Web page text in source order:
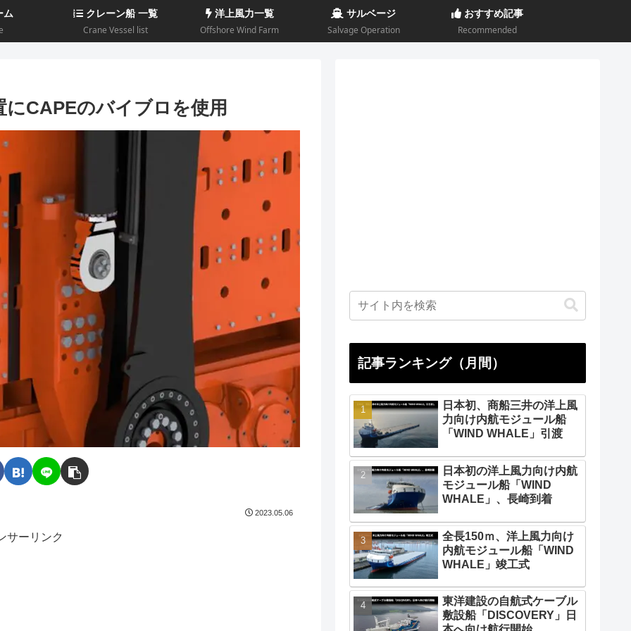
ム クレーン船 一覧
Crane Vessel list
洋上風力一覧
Offshore Wind Farm
サルベージ
Salvage Operation
おすすめ記事
Recommended
CAPEのバイブロを使用
2023.05.06
サーリンク
記事ランキング（月間）
日本初、商船三井の洋上風
力向け内航モジュール船
「WIND WHALE」引渡
日本初の洋上風力向け内航
モジュール船「WIND
WHALE」、長崎到着
全長150ｍ、洋上風力向け
内航モジュール船「WIND
WHALE」竣工式
東洋建設の自航式ケーブル
敷設船「DISCOVERY」日